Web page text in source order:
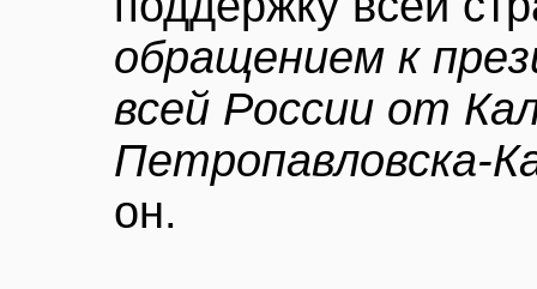
обращением к
всей России от
Петропавловска-
он.